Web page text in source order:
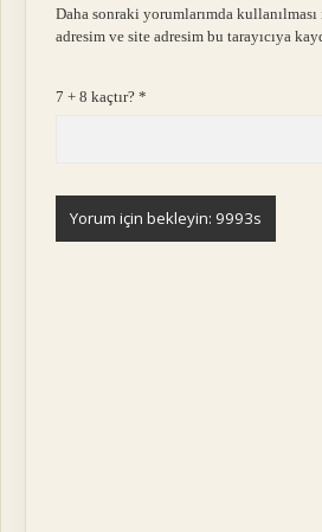
Daha sonraki yorumlarımda kullanılması
adresim ve site adresim bu tarayıcıya
7 + 8 kaçtır?*